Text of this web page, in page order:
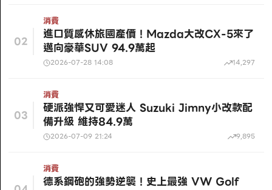
02
消費
進口質感休旅國產價！Mazda大改CX-5來了
邁向豪華SUV 94.9萬起
2026-07-28 14:08 14,297
03
消費
硬派強悍又可愛迷人 Suzuki Jimny小改款配
備升級 維持84.9萬
2026-07-09 21:24 9,895
消費
德系鋼砲的強勢逆襲！史上最強 VW Golf